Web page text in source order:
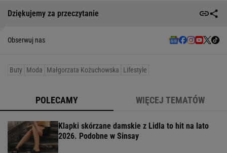
Dziękujemy za przeczytanie
Obserwuj nas
Buty Moda Małgorzata Kożuchowska Lifestyle
POLECAMY WIĘCEJ TEMATÓW
Klapki skórzane damskie z Lidla to hit na lato
2026. Podobne w Sinsay